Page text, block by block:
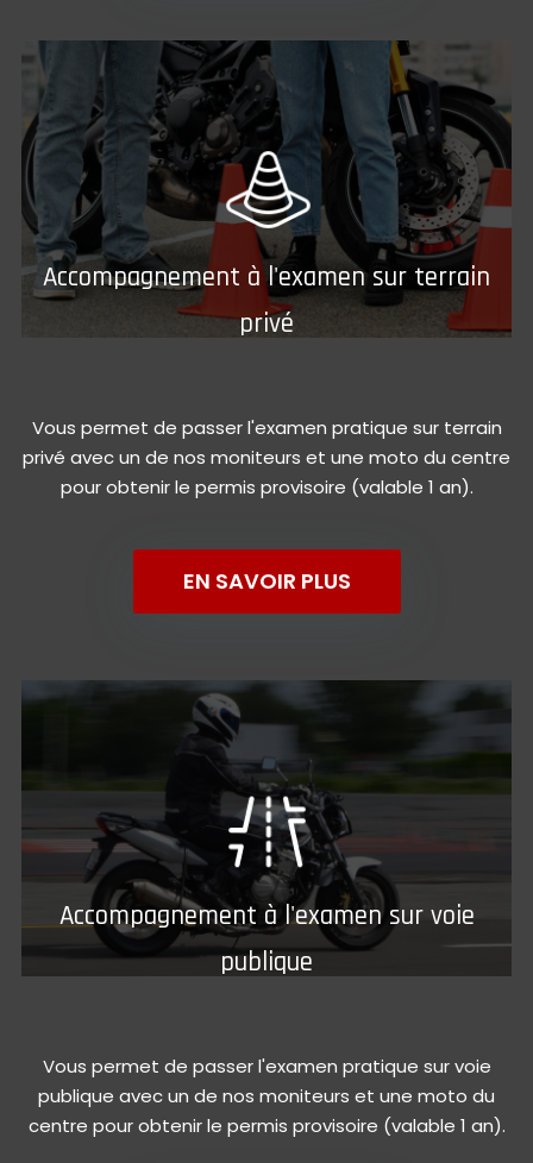
Accompagnement à l'examen sur terrain
privé
Vous permet de passer l'examen pratique sur terrain
privé avec un de nos moniteurs et une moto du centre
pour obtenir le permis provisoire (valable 1 an).
EN SAVOIR PLUS
Accompagnement à l'examen sur voie
publique
Vous permet de passer l'examen pratique sur voie
publique avec un de nos moniteurs et une moto du
centre pour obtenir le permis provisoire (valable 1 an).